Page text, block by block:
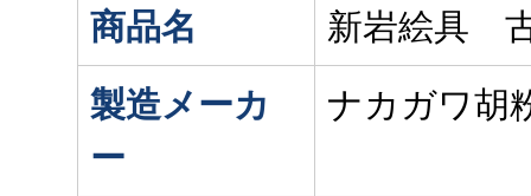
商品名
新岩絵具
製造メーカ
ー
ナカガワ胡